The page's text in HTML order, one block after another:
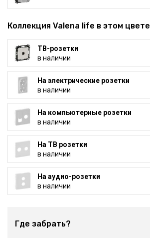
Коллекция Valena life в этом цвете
ТВ-розетки
в наличии
На электрические розетки
в наличии
На компьютерные розетки
в наличии
На ТВ розетки
в наличии
На аудио-розетки
в наличии
Где забрать?